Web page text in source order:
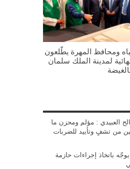
ومحافظ المهرة يطّلعون
لمدينة الملك سلمان
العبيدي : مؤلم ومحزن ما
من تشفٍ وتأييد للضربات
يوجّه باتخاذ إجراءات حازمة